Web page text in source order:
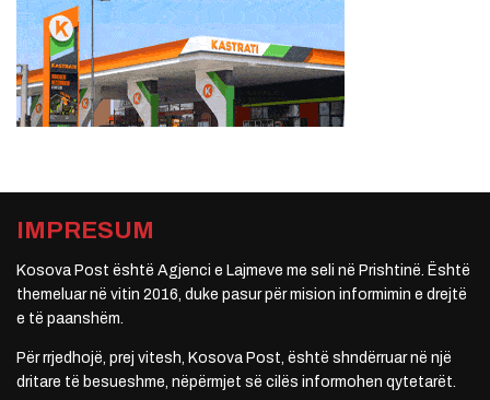
IMPRESUM
Kosova Post është Agjenci e Lajmeve me seli në Prishtinë. Është
themeluar në vitin 2016, duke pasur për mision informimin e drejtë
e të paanshëm.
Për rrjedhojë, prej vitesh, Kosova Post, është shndërruar në një
dritare të besueshme, nëpërmjet së cilës informohen qytetarët.